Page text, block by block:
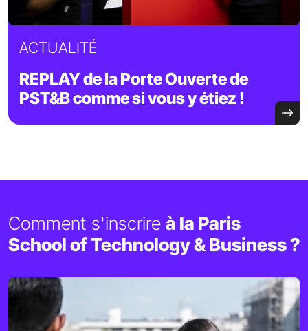
ACTUALITÉ
REPLAY de la Porte Ouverte de
PST&B comme si vous y étiez !
Comment s'inscrire à la Paris
School of Technology & Business ?